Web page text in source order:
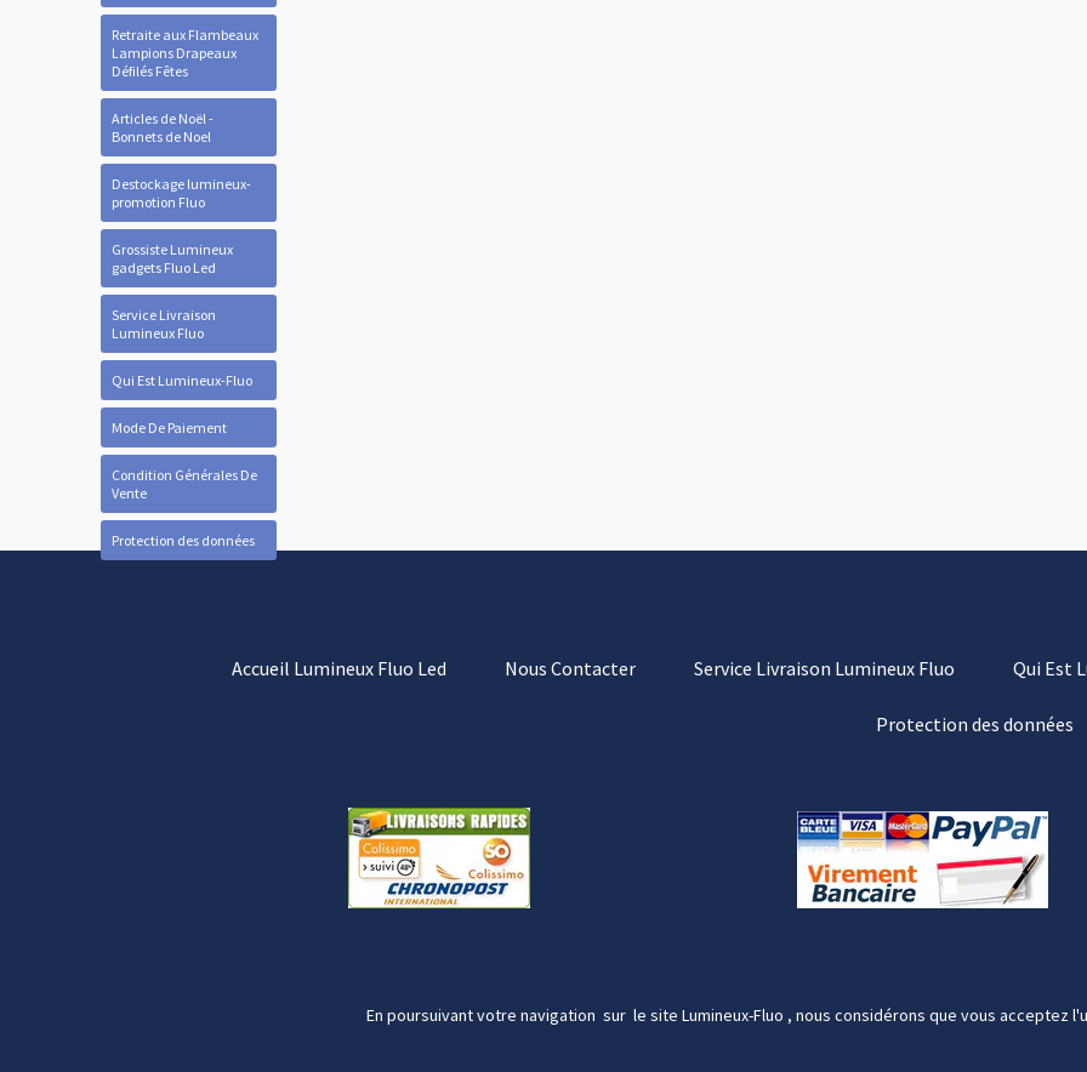
Retraite aux Flambeaux
Lampions Drapeaux
Défilés Fêtes
Articles de Noël -
Bonnets de Noel
Destockage lumineux-
promotion Fluo
Grossiste Lumineux
gadgets Fluo Led
Service Livraison
Lumineux Fluo
Qui Est Lumineux-Fluo
Mode De Paiement
Condition Générales De
Vente
Protection des données
Accueil Lumineux Fluo Led Nous Contacter Service Livraison Lumineux Fluo Qui Est
Protection des données
En poursuivant votre navigation sur le site Lumineux-Fluo , nous considérons que vous acceptez